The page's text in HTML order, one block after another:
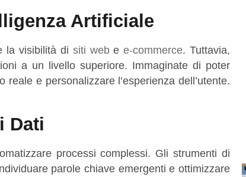
Artificiale
la visibilità di siti webee-commerce. Tuttavia,
a un livello superiore. Immaginate di poter
e personalizzare l’esperienza dell’utente.
Dati
processi complessi. Gli strumenti di
parole chiave emergenti e ottimizzare